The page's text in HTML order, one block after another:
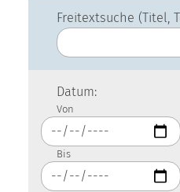
Freitextsuche (Titel,
Datum:
Von
Bis